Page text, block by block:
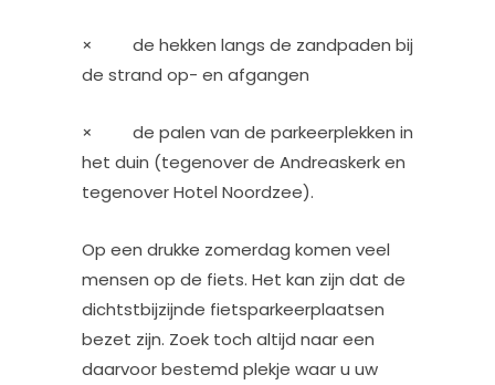
× de hekken langs de zandpaden bij
de strand op- en afgangen
× de palen van de parkeerplekken in
het duin (tegenover de Andreaskerk en
tegenover Hotel Noordzee).
Op een drukke zomerdag komen veel
mensen op de fiets. Het kan zijn dat de
dichtstbijzijnde fietsparkeerplaatsen
bezet zijn. Zoek toch altijd naar een
daarvoor bestemd plekje waar u uw